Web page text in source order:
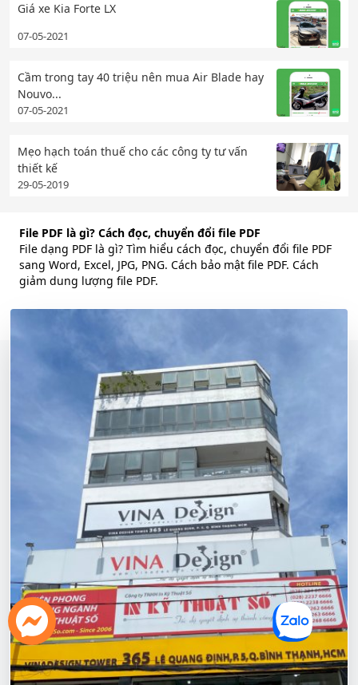
Giá xe Kia Forte LX
07-05-2021
Cầm trong tay 40 triệu nên mua Air Blade hay
Nouvo...
07-05-2021
Mẹo hạch toán thuế cho các công ty tư vấn
thiết kế
29-05-2019
File PDF là gì? Cách đọc, chuyển đổi file PDF
File dạng PDF là gì? Tìm hiểu cách đọc, chuyển đổi file PDF
sang Word, Excel, JPG, PNG. Cách bảo mật file PDF. Cách
giảm dung lượng file PDF.
Gọi Điện chat Zalo